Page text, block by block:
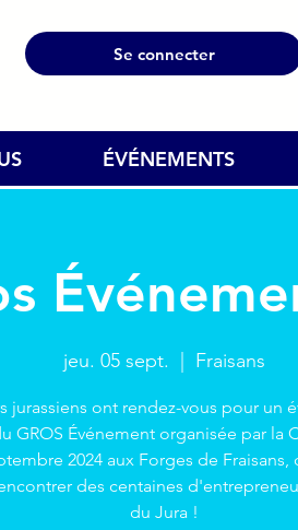
Se connecter
ÉVÉNEMENTS
jeu. 05 sept. Fraisans
jurassiens ont rendez-vous pour un
GROS Événement organisée par la
2024 aux Forges de
des centaines
du Jura !